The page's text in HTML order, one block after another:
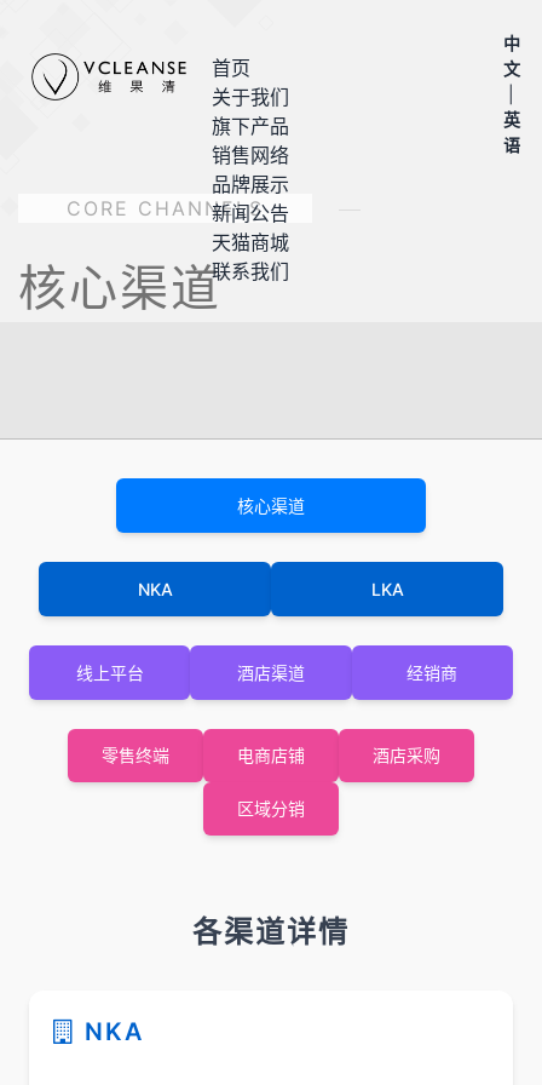
首页
关于我们
旗下产品
销售网络
品牌展示
新闻公告
天猫商城
联系我们
中
文
英
语
CORE CHANNELS
核心渠道
核心渠道
NKA LKA
线上平台 酒店渠道 经销商
零售终端 电商店铺 酒店采购
区域分销
各渠道详情
NKA